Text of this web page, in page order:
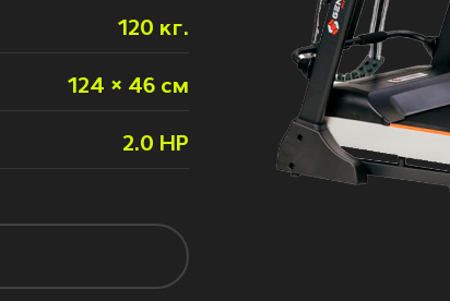
120 кг.
124 × 46 см
2.0 HP